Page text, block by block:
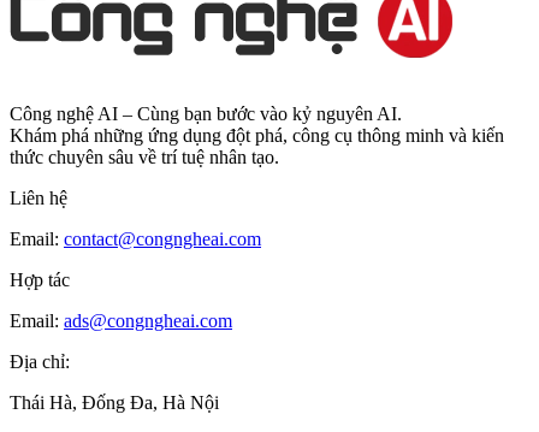
Công nghệ AI – Cùng bạn bước vào kỷ nguyên AI.
Khám phá những ứng dụng đột phá, công cụ thông minh và kiến
thức chuyên sâu về trí tuệ nhân tạo.
Liên hệ
Email: contact@congngheai.com
Hợp tác
Email: ads@congngheai.com
Địa chỉ:
Thái Hà, Đống Đa, Hà Nội